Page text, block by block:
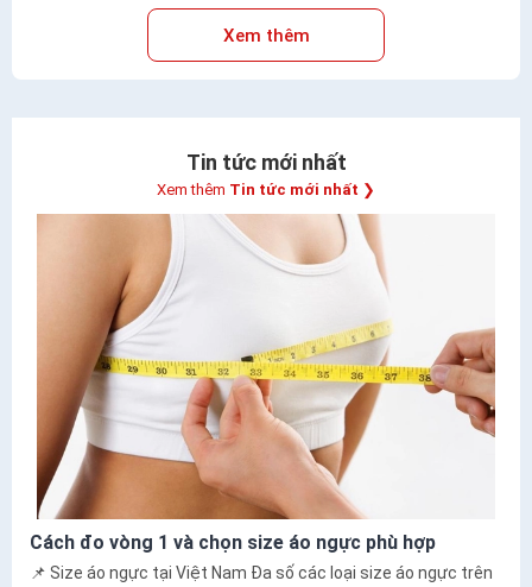
Xem thêm
Tin tức mới nhất
Xem thêm Tin tức mới nhất ❯
Cách đo vòng 1 và chọn size áo ngực phù hợp
📌 Size áo ngực tại Việt Nam Đa số các loại size áo ngực trên